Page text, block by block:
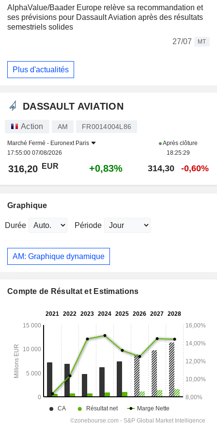
AlphaValue/Baader Europe relève sa recommandation et
ses prévisions pour Dassault Aviation après des résultats
semestriels solides
27/07
MT
Plus d'actualités
DASSAULT AVIATION
Action AM FR0014004L86
Marché Fermé - Euronext Paris
17:55:00 07/08/2026
Après clôture
18:25:29
316,20 EUR +0,83% 314,30 -0,60%
Graphique
Durée Période
AM: Graphique dynamique
Compte de Résultat et Estimations